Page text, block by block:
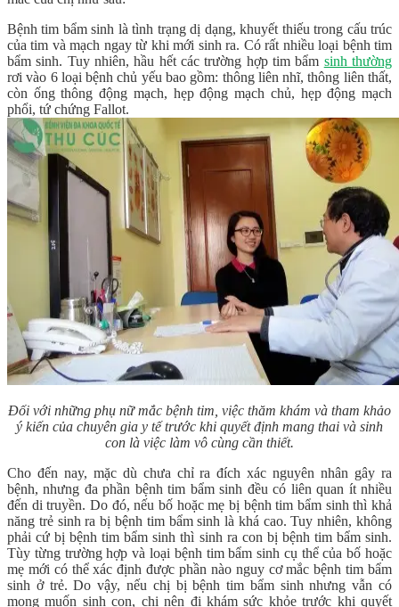
Bệnh tim bẩm sinh là tình trạng dị dạng, khuyết thiếu trong cấu trúc
của tim và mạch ngay từ khi mới sinh ra. Có rất nhiều loại bệnh tim
bẩm sinh. Tuy nhiên, hầu hết các trường hợp tim bẩm sinh thường
rơi vào 6 loại bệnh chủ yếu bao gồm: thông liên nhĩ, thông liên thất,
còn ống thông động mạch, hẹp động mạch chủ, hẹp động mạch
phổi, tứ chứng Fallot.
Đối với những phụ nữ mắc bệnh tim, việc thăm khám và tham khảo
ý kiến của chuyên gia y tế trước khi quyết định mang thai và sinh
con là việc làm vô cùng cần thiết.
Cho đến nay, mặc dù chưa chỉ ra đích xác nguyên nhân gây ra
bệnh, nhưng đa phần bệnh tim bẩm sinh đều có liên quan ít nhiều
đến di truyền. Do đó, nếu bố hoặc mẹ bị bệnh tim bẩm sinh thì khả
năng trẻ sinh ra bị bệnh tim bẩm sinh là khá cao. Tuy nhiên, không
phải cứ bị bệnh tim bẩm sinh thì sinh ra con bị bệnh tim bẩm sinh.
Tùy từng trường hợp và loại bệnh tim bẩm sinh cụ thể của bố hoặc
mẹ mới có thể xác định được phần nào nguy cơ mắc bệnh tim bẩm
sinh ở trẻ. Do vậy, nếu chị bị bệnh tim bẩm sinh nhưng vẫn có
mong muốn sinh con, chị nên đi khám sức khỏe trước khi quyết